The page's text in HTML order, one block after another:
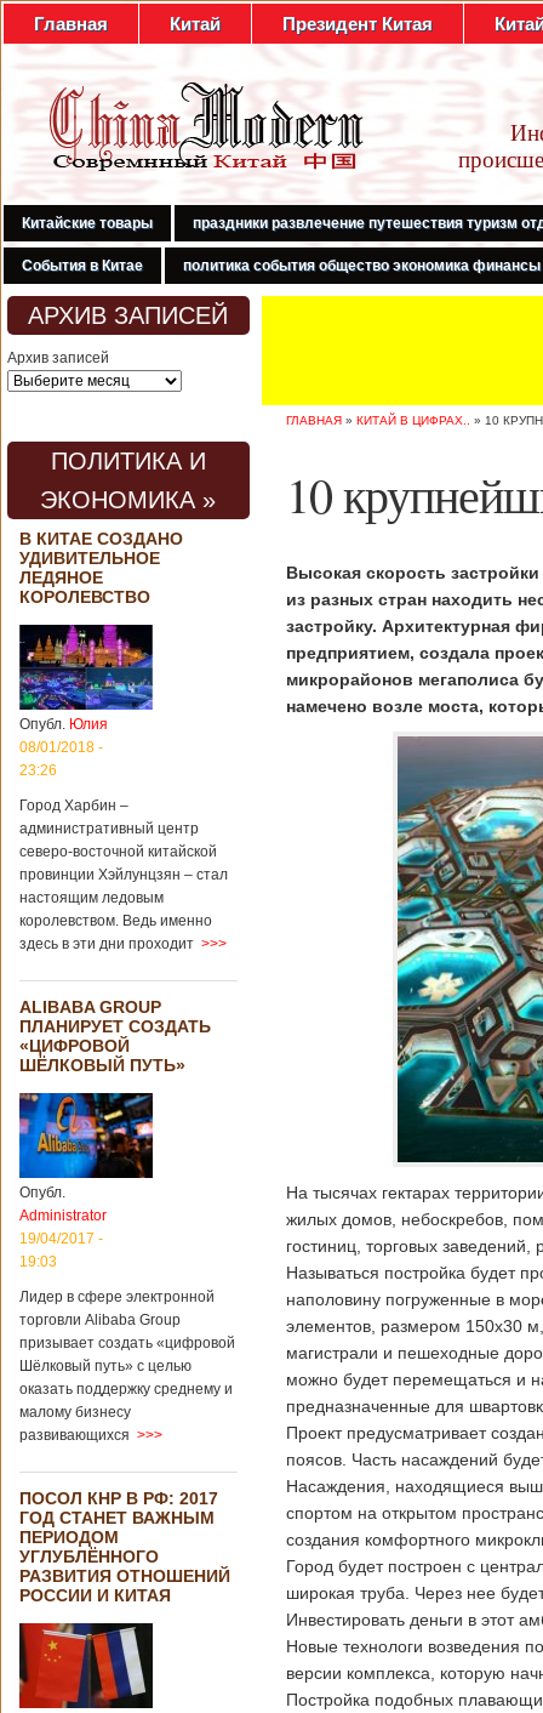
Главная Китай Президент Китая
Китайские товары праздники развлечение путешествия туризм
События в Китае политика события общество экономика финансы
АРХИВ ЗАПИСЕЙ
Архив записей
ПОЛИТИКА И
ЭКОНОМИКА »
В КИТАЕ СОЗДАНО
УДИВИТЕЛЬНОЕ
ЛЕДЯНОЕ
КОРОЛЕВСТВО
Опубл. Юлия
08/01/2018 -
23:26
Город Харбин –
административный центр
северо-восточной китайской
провинции Хэйлунцзян – стал
настоящим ледовым
королевством. Ведь именно
здесь в эти дни проходит >>>
ALIBABA GROUP
ПЛАНИРУЕТ СОЗДАТЬ
«ЦИФРОВОЙ
ШЁЛКОВЫЙ ПУТЬ»
Опубл.
Administrator
19/04/2017 -
19:03
Лидер в сфере электронной
торговли Alibaba Group
призывает создать «цифровой
Шёлковый путь» с целью
оказать поддержку среднему и
малому бизнесу
развивающихся >>>
ПОСОЛ КНР В РФ: 2017
ГОД СТАНЕТ ВАЖНЫМ
ПЕРИОДОМ
УГЛУБЛЁННОГО
РАЗВИТИЯ ОТНОШЕНИЙ
РОССИИ И КИТАЯ
ГЛАВНАЯ » КИТАЙ В ЦИФРАХ.. » 10
10
Высокая скорость
из разных стран находить
застройку. Архитектурная
предприятием, создала
микрорайонов мегаполиса
намечено возле моста,
На тысячах гектарах
жилых домов, небоскребов,
гостиниц, торговых заведений,
Называться постройка будет
наполовину погруженные в
элементов, размером 150х30
магистрали и пешеходные
можно будет перемещаться и
предназначенные для
Проект предусматривает
поясов. Часть насаждений
Насаждения, находящиеся
спортом на открытом
создания комфортного
Город будет построен с
широкая труба. Через нее
Инвестировать деньги в этот
Новые технологи возведения
версии комплекса, которую
Постройка подобных